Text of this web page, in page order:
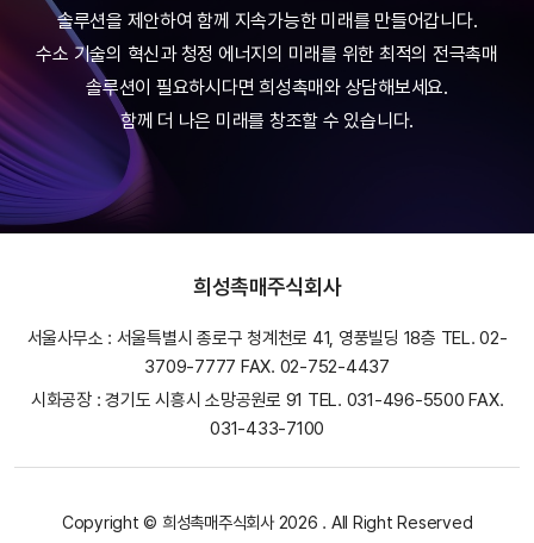
솔루션을 제안하여 함께 지속가능한 미래를 만들어갑니다.
수소 기술의 혁신과 청정 에너지의 미래를 위한 최적의 전극촉매
솔루션이 필요하시다면 희성촉매와 상담해보세요.
함께 더 나은 미래를 창조할 수 있습니다.
희성촉매주식회사
서울사무소 : 서울특별시 종로구 청계천로 41, 영풍빌딩 18층 TEL. 02-
3709-7777 FAX. 02-752-4437
시화공장 : 경기도 시흥시 소망공원로 91 TEL. 031-496-5500 FAX.
031-433-7100
Copyright © 희성촉매주식회사 2026 . All Right Reserved